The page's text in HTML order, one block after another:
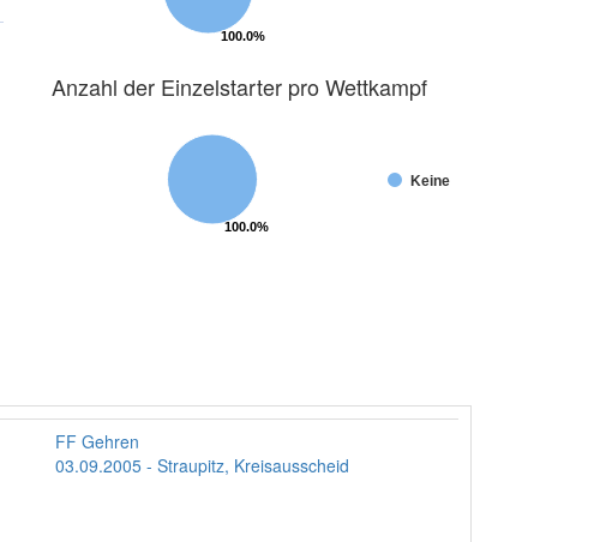
100.0%
100.0%
Anzahl der Einzelstarter pro Wettkampf
100.0%
100.0%
Keine
FF Gehren
03.09.2005 - Straupitz, Kreisausscheid